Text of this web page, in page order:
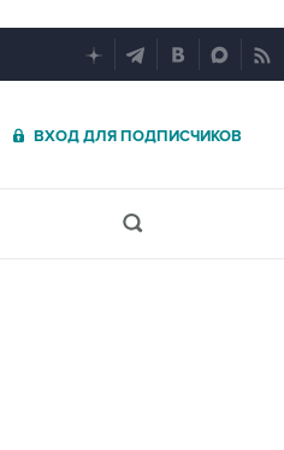
ВХОД ДЛЯ ПОДПИСЧИКОВ